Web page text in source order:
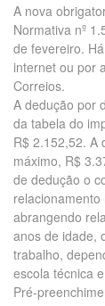
A nova
Normativa nº
de fevereiro.
internet ou por
Correios.
A dedução por
da tabela do
R$ 2.152,52. A
máximo, R$
de dedução o
abrangendo
anos de idade,
trabalho,
escola técnica
Pré-